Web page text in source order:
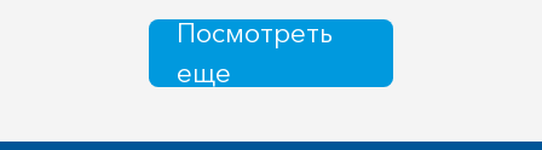
Посмотреть
еще